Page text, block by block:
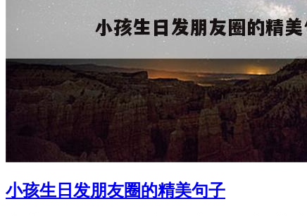
小孩生日发朋友圈的精美句子